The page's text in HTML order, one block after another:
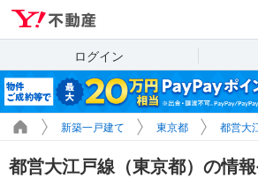
ログイン
新築一戸建て 東京都 都営大
都営大江戸線（東京都）の情